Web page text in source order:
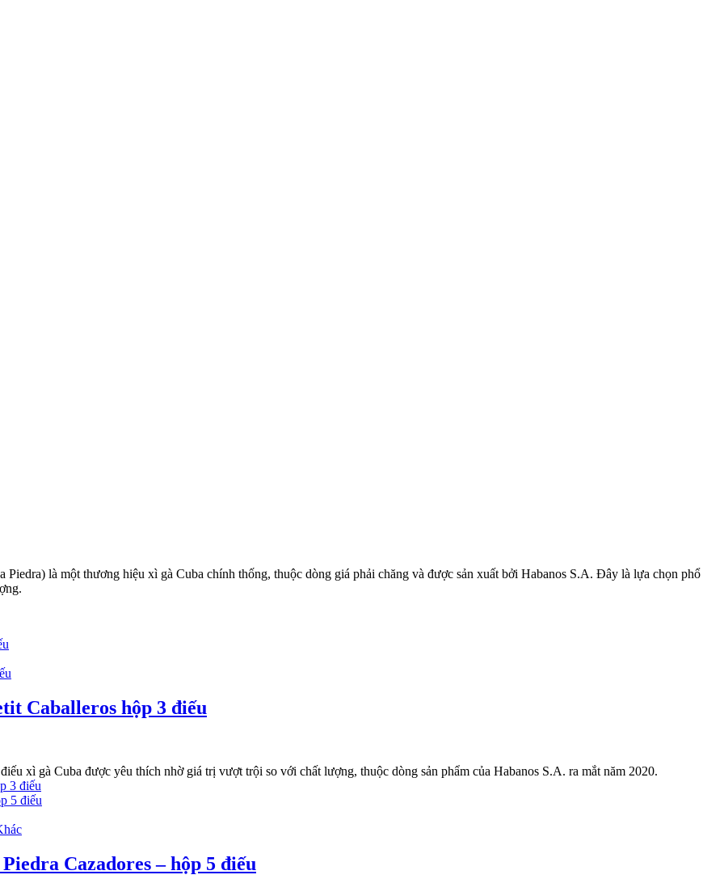
Piedra) là một thương hiệu xì gà Cuba chính thống, thuộc dòng giá phải chăng và được sản xuất bởi Habanos S.A. Đây là lựa chọn phổ
Caballeros hộp 3 điếu
xì gà Cuba được yêu thích nhờ giá trị vượt trội so với chất lượng, thuộc dòng sản phẩm của Habanos S.A. ra mắt năm 2020.
Cazadores – hộp 5 điếu